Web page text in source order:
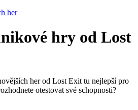
her
hry od Lost
her od Lost Exit tu nejlepší pro
otestovat své schopnosti?